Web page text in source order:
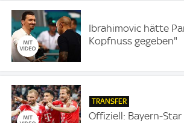
Ibrahimovic hätte
Kopfnuss gegeben"
TRANSFER
Offiziell: Bayern-